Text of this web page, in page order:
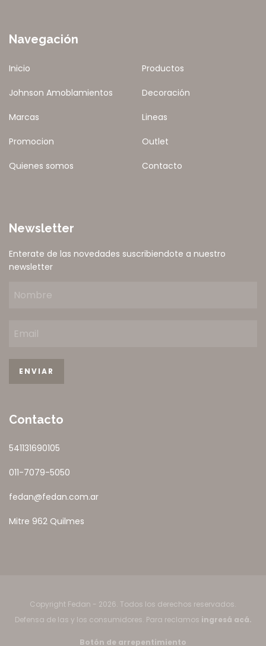
Navegación
Inicio Productos
Johnson Amoblamientos Decoración
Marcas Lineas
Promocion Outlet
Quienes somos Contacto
Newsletter
Enterate de las novedades suscribiendote a nuestro
newsletter
Contacto
541131690105
011-7079-5050
fedan@fedan.com.ar
Mitre 962 Quilmes
Copyright Fedan - 2026. Todos los derechos reservados.
Defensa de las y los consumidores. Para reclamos ingresá acá.
Botón de arrepentimiento